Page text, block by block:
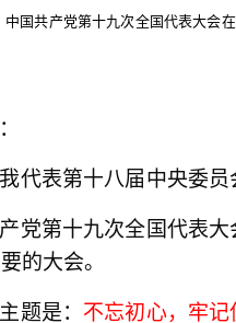
中国共产党第十九次全国代表大会
代表第十八届中央委员
党第十九次全国代表
的大会。
题是： 不忘初心，牢